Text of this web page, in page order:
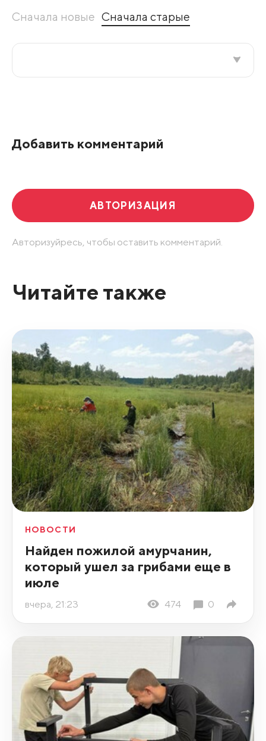
Сначала новые Сначала старые
Добавить комментарий
АВТОРИЗАЦИЯ
Авторизуйресь, чтобы оставить комментарий.
Читайте также
НОВОСТИ
Найден пожилой амурчанин,
который ушел за грибами еще в
июле
вчера, 21:23 474 0